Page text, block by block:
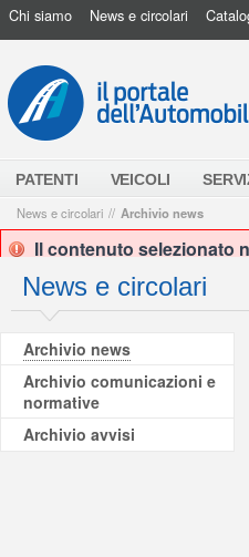
Chi siamo News e circolari
PATENTI VEICOLI
News e circolari // Archivio news
Il contenuto selezionato
News e circolari
Archivio news
Archivio comunicazioni e
normative
Archivio avvisi